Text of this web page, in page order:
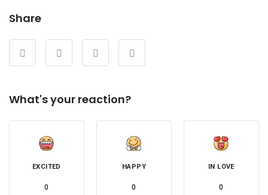
Share
What's your reaction?
EXCITED
0
HAPPY
0
IN LOVE
0